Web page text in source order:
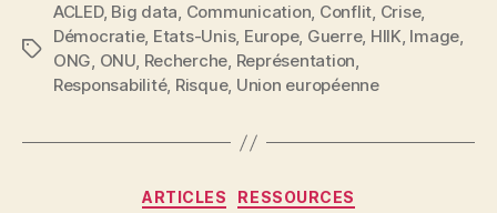
:
qui,
où,
Étiquettes
ACLED, Big data, Communication, Conflit, Crise,
Démocratie, Etats-Unis, Europe, Guerre, HIIK, Image,
ONG, ONU, Recherche, Représentation,
Responsabilité, Risque, Union européenne
Catégories
ARTICLES RESSOURCES